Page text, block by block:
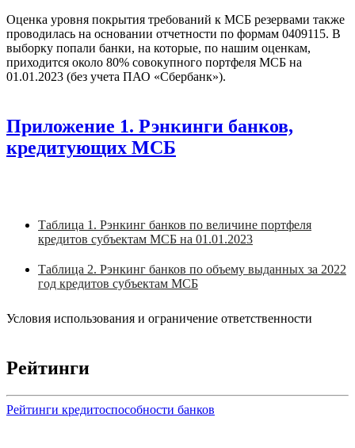
Оценка уровня покрытия требований к МСБ резервами также
проводилась на основании отчетности по формам 0409115. В
выборку попали банки, на которые, по нашим оценкам,
приходится около 80% совокупного портфеля МСБ на
01.01.2023 (без учета ПАО «Сбербанк»).
Приложение 1. Рэнкинги банков,
кредитующих МСБ
Таблица 1. Рэнкинг банков по величине портфеля
кредитов субъектам МСБ на 01.01.2023
Таблица 2. Рэнкинг банков по объему выданных за 2022
год кредитов субъектам МСБ
Условия использования и ограничение ответственности
Рейтинги
Рейтинги кредитоспособности банков